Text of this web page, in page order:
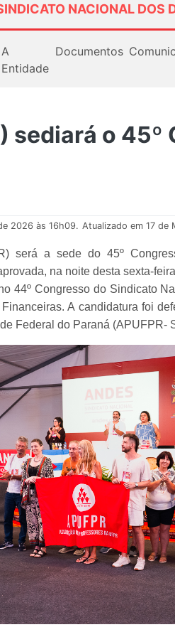
NACIONAL DOS
A
Entidade
Documentos
sediará o 45º
2026 às 16h09. Atualizado em 17 de
será a sede do 45º
na noite desta sexta-
44º Congresso do Sindicato
A candidatura foi
Federal do Paraná (APUFPR-